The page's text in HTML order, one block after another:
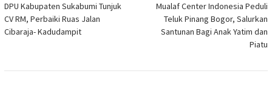
pos
DPU Kabupaten Sukabumi Tunjuk
CV RM, Perbaiki Ruas Jalan
Cibaraja- Kadudampit
Mualaf Center Indonesia Peduli
Teluk Pinang Bogor, Salurkan
Santunan Bagi Anak Yatim dan
Piatu